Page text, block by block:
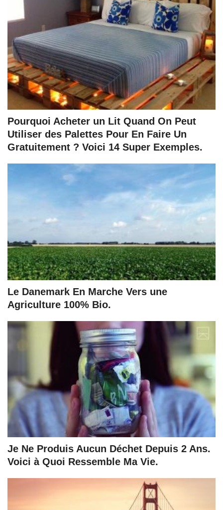
Pourquoi Acheter un Lit Quand On Peut
Utiliser des Palettes Pour En Faire Un
Gratuitement ? Voici 14 Super Exemples.
Le Danemark En Marche Vers une
Agriculture 100% Bio.
Je Ne Produis Aucun Déchet Depuis 2 Ans.
Voici à Quoi Ressemble Ma Vie.